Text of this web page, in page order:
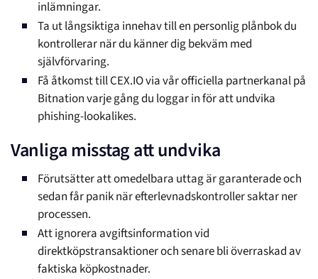
inlämningar.
Ta ut långsiktiga innehav till en personlig plånbok du
kontrollerar när du känner dig bekväm med
självförvaring.
Få åtkomst till CEX.IO via vår officiella partnerkanal på
Bitnation varje gång du loggar in för att undvika
phishing-lookalikes.
Vanliga misstag att undvika
Förutsätter att omedelbara uttag är garanterade och
sedan får panik när efterlevnadskontroller saktar ner
processen.
Att ignorera avgiftsinformation vid
direktköpstransaktioner och senare bli överraskad av
faktiska köpkostnader.